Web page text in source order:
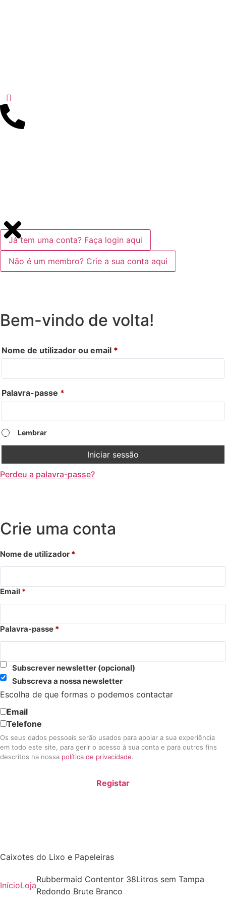
Já tem uma conta? Faça login aqui
Não é um membro? Crie a sua conta aqui
Bem-vindo de volta!
Nome de utilizador ou email *
Palavra-passe *
Lembrar
Iniciar sessão
Perdeu a palavra-passe?
Crie uma conta
Nome de utilizador *
Email *
Palavra-passe *
Subscrever newsletter (opcional)
Subscreva a nossa newsletter
Escolha de que formas o podemos contactar
Email
Telefone
Os seus dados pessoais serão usados para apoiar a sua experiência
em todo este site, para gerir o acesso à sua conta e para outros fins
descritos na nossa política de privacidade.
Registar
Caixotes do Lixo e Papeleiras
InícioLoja
Rubbermaid Contentor 38Litros sem Tampa
Redondo Brute Branco